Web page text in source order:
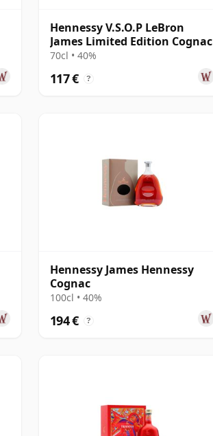
Hennessy V.S.O.P LeBron
James Limited Edition Cognac
70cl • 40%
117 € ?
Hennessy James Hennessy
Cognac
100cl • 40%
194 € ?